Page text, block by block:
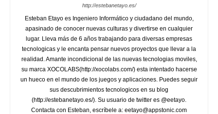
http://estebanetayo.es/
Esteban Etayo es Ingeniero Informático y ciudadano del mundo,
apasinado de conocer nuevas culturas y divertirse en cualquier
lugar. Lleva más de 6 años trabajando para diversas empresas
tecnologicas y le encanta pensar nuevos proyectos que llevar a la
realidad. Amante incondicional de las nuevas tecnologias moviles,
su marca XOCOLABS(http://xocolabs.com/) esta intentado hacerse
un hueco en el mundo de los juegos y aplicaciones. Puedes seguir
sus descubrimientos tecnologicos en su blog
(http://estebanetayo.es/). Su usuario de twitter es @eetayo.
Contacta con Esteban, escríbele a: eetayo@appstonic.com